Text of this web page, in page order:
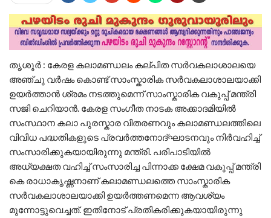
തൃശൂർ : കേരള കലാമണ്ഡലം കല്പിത സർവകലാശാലയെ
അഞ്ചു വർഷം കൊണ്ട് സാംസ്കാരിക സർവകലാശാലയാക്കി
ഉയർത്താൻ ശ്രമം നടത്തുമെന്ന് സാംസ്കാരിക വകുപ്പ് മന്ത്രി
സജി ചെറിയാൻ. കേരള സംഗീത നാടക അക്കാദമിയിൽ
സംസ്ഥാന കലാ പുരസ്കാര വിതരണവും കലാമണ്ഡലത്തിലെ
വിവിധ പദ്ധതികളുടെ പ്രവർത്തനോദ്ഘാടനവും നിർവഹിച്ച്
സംസാരിക്കുകയായിരുന്നു മന്ത്രി. പരിപാടിയിൽ
അധ്യക്ഷത വഹിച്ച് സംസാരിച്ച പിന്നാക്ക ക്ഷേമ വകുപ്പ് മന്ത്രി
കെ രാധാകൃഷ്ണനാണ് കലാമണ്ഡലത്തെ സാംസ്കാരിക
സർവകലാശാലയാക്കി ഉയർത്തണമെന്ന ആവശ്യം
മുന്നോട്ടുവെച്ചത്. ഇതിനോട് പ്രതികരിക്കുകയായിരുന്നു